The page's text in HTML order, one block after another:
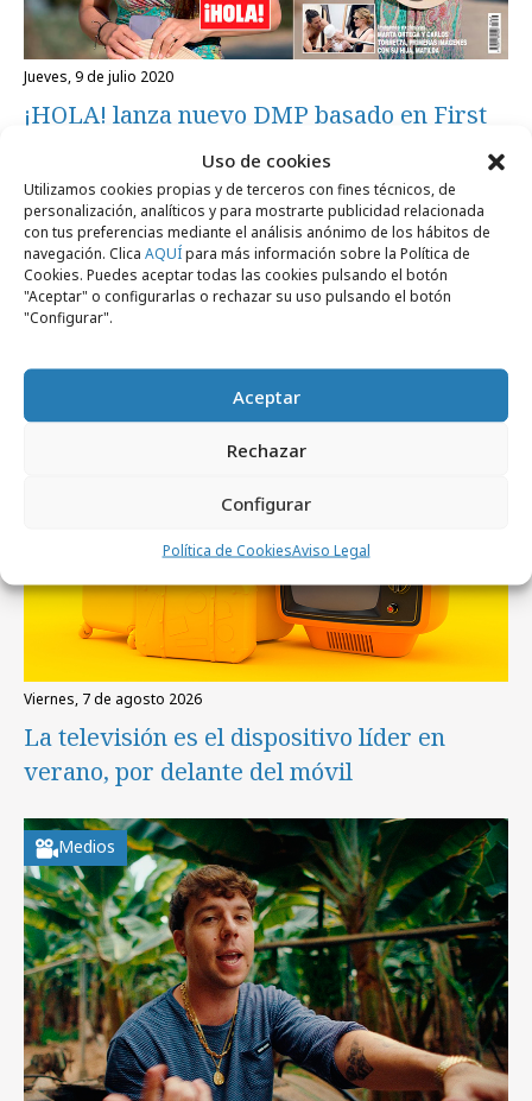
Uso de cookies
Utilizamos cookies propias y de terceros con fines técnicos, de
personalización, analíticos y para mostrarte publicidad relacionada
con tus preferencias mediante el análisis anónimo de los hábitos de
navegación. Clica AQUÍpara más información sobre la Política de
Cookies. Puedes aceptar todas las cookies pulsando el botón
"Aceptar" o configurarlas o rechazar su uso pulsando el botón
"Configurar".
Aceptar
Rechazar
Configurar
Política de CookiesAviso Legal
jueves, 9 de julio 2020
¡HOLA! lanza nuevo DMP basado en First
Artículos recientes
viernes, 7 de agosto 2026
La televisión es el dispositivo líder en
verano, por delante del móvil
Medios